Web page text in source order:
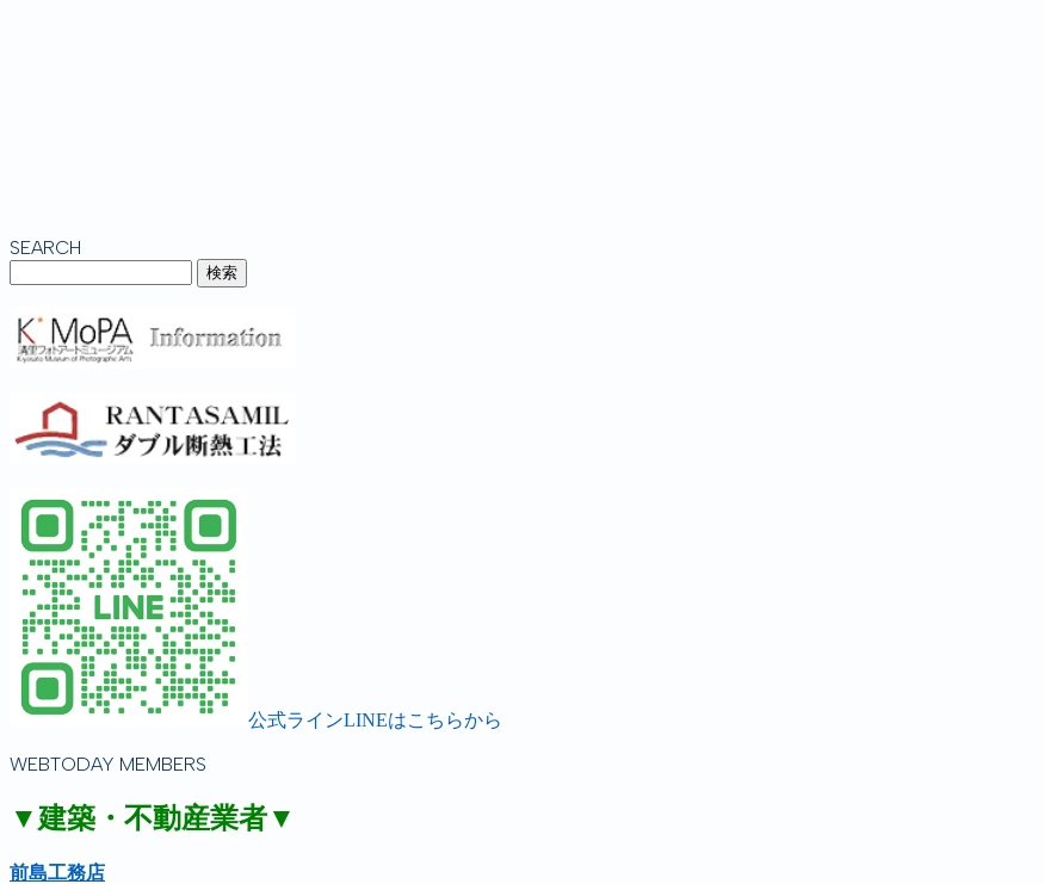
SEARCH
公式ラインLINEはこちらから
WEBTODAY MEMBERS
▼建築・不動産業者▼
前島工務店